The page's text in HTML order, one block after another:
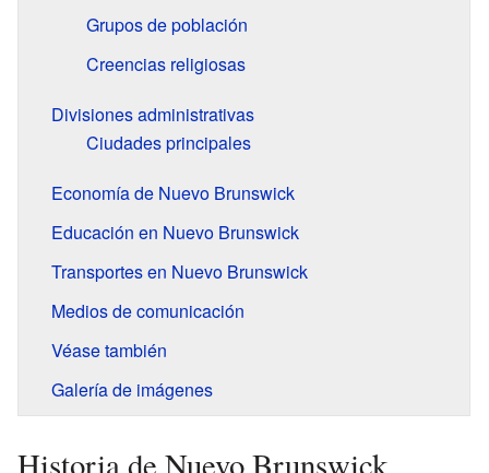
Grupos de población
Creencias religiosas
Divisiones administrativas
Ciudades principales
Economía de Nuevo Brunswick
Educación en Nuevo Brunswick
Transportes en Nuevo Brunswick
Medios de comunicación
Véase también
Galería de imágenes